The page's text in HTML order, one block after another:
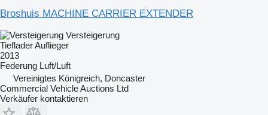
Broshuis MACHINE CARRIER EXTENDER
Versteigerung
Tieflader Auflieger
2013
Federung Luft/Luft
Vereinigtes Königreich, Doncaster
Commercial Vehicle Auctions Ltd
Verkäufer kontaktieren